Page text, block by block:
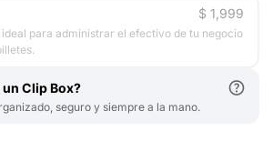
$ 1,999
para administrar el efectivo de tu negocio
Clip Box?
seguro y siempre a la mano.